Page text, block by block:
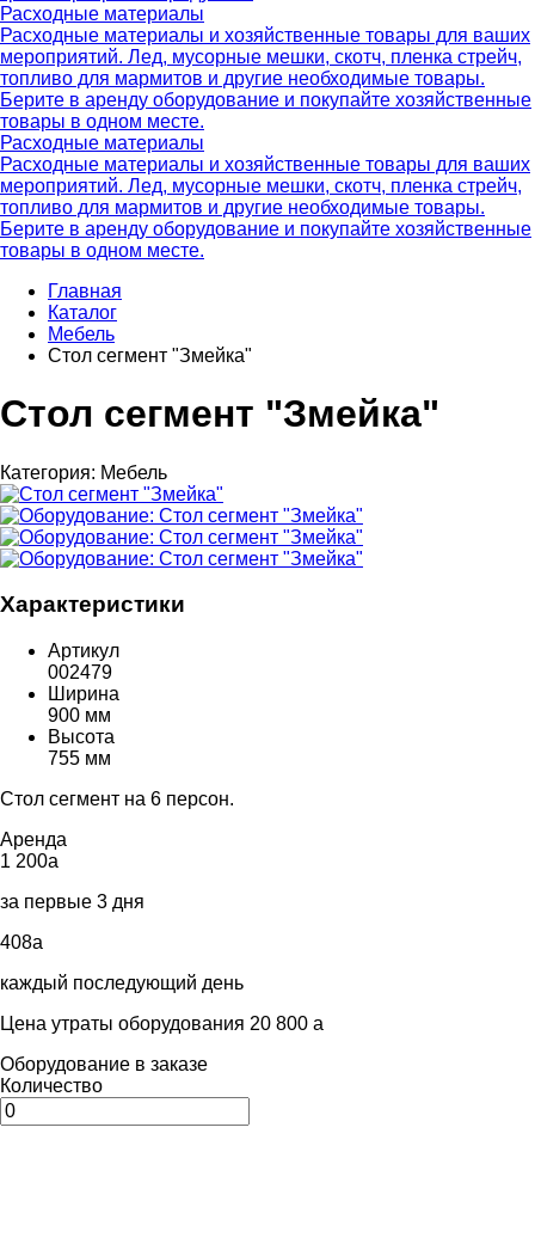
Расходные материалы
Расходные материалы и хозяйственные товары для ваших
мероприятий. Лед, мусорные мешки, скотч, пленка стрейч,
топливо для мармитов и другие необходимые товары.
Берите в аренду оборудование и покупайте хозяйственные
товары в одном месте.
Расходные материалы
Расходные материалы и хозяйственные товары для ваших
мероприятий. Лед, мусорные мешки, скотч, пленка стрейч,
топливо для мармитов и другие необходимые товары.
Берите в аренду оборудование и покупайте хозяйственные
товары в одном месте.
Главная
Каталог
Мебель
Стол сегмент "Змейка"
Стол сегмент "Змейка"
Категория: Мебель
Характеристики
Артикул
002479
Ширина
900 мм
Высота
755 мм
Стол сегмент на 6 персон.
Аренда
1 200a
за первые 3 дня
408a
каждый последующий день
Цена утраты оборудования 20 800 a
Оборудование в заказе
Количество